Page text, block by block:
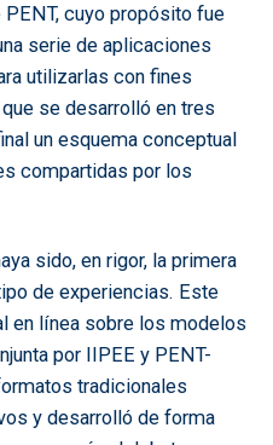
cuyo propósito fue
serie de aplicaciones
utilizarlas con fines
se desarrolló en tres
un esquema conceptual
compartidas por los
sido, en rigor, la primera
de experiencias. Este
en línea sobre los modelos
por IIPEE y PENT-
tradicionales
y desarrolló de forma